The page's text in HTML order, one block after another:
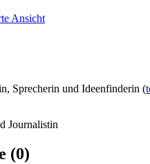
Sprecherin und Ideenfinderin (
Journalistin
(0)